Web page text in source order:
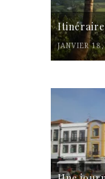
Itinéraire
JANVIER